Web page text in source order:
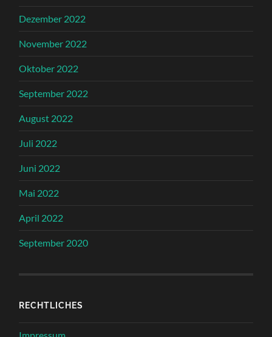
Dezember 2022
November 2022
Oktober 2022
September 2022
August 2022
Juli 2022
Juni 2022
Mai 2022
April 2022
September 2020
RECHTLICHES
Impressum